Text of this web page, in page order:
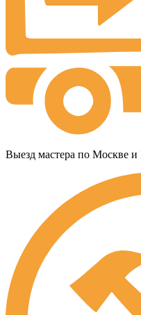
Выезд мастера по Москве и